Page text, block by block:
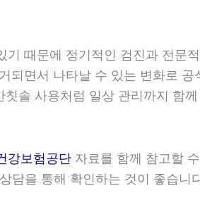
때문에 정기적인 검진과 전문
면서 나타날 수 있는 변화로
솔 사용처럼 일상 관리까지 함
강보험공단 자료를 함께 참고할
담을 통해 확인하는 것이 좋습